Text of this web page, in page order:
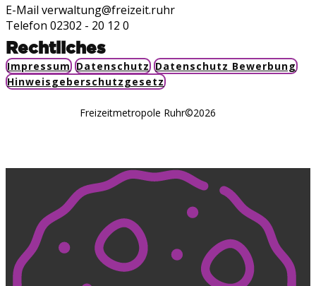
E-Mail verwaltung@freizeit.ruhr
Telefon 02302 - 20 12 0
Rechtliches
Impressum Datenschutz Datenschutz Bewerbung
Hinweisgeberschutzgesetz
Freizeitmetropole Ruhr©2026